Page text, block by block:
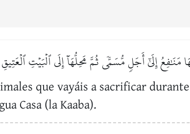
إِلَىٰٓ أَجَلٖ مُّسَمّٗى ثُمَّ مَحِلُّهَآ إِلَى ٱلۡبَيۡتِ ٱلۡعَتِيقِ
que vayáis a sacrificar
Casa (la Kaaba).